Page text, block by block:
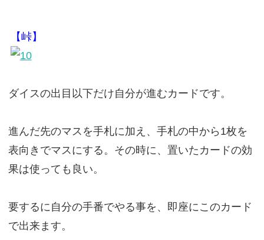
【峠】
ダイスの出目以下だけ自分が進むカードです。
進んだ先のマスを手札に加え、手札の中から1枚を
表向きでマスにする。その時に、置いたカードの効
果は使っても良い。
要するに自分の手番でやる事を、即座にこのカード
で出来ます。